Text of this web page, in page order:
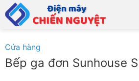
Skip
to
Cửa hàng
Bếp ga đơn Sunhouse